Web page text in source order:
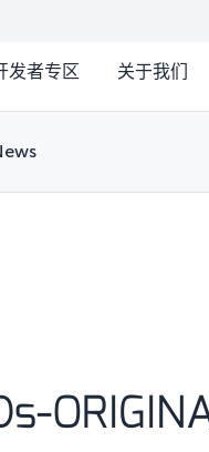
发者专区 关于我们